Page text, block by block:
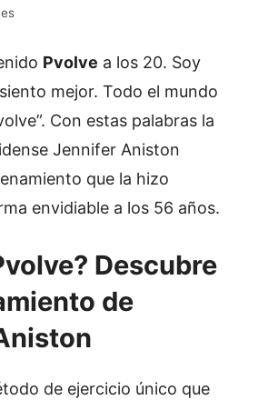
Pvolve a los 20. Soy
mejor. Todo el mundo
Con estas palabras la
Jennifer Aniston
que la hizo
envidiable a los 56 años.
Descubre
de
de ejercicio único que